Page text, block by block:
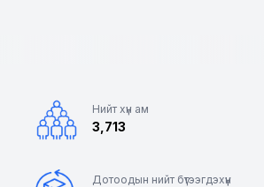
Нийт хүн ам
3,713
Дотоодын нийт бүтээгдэхүүн